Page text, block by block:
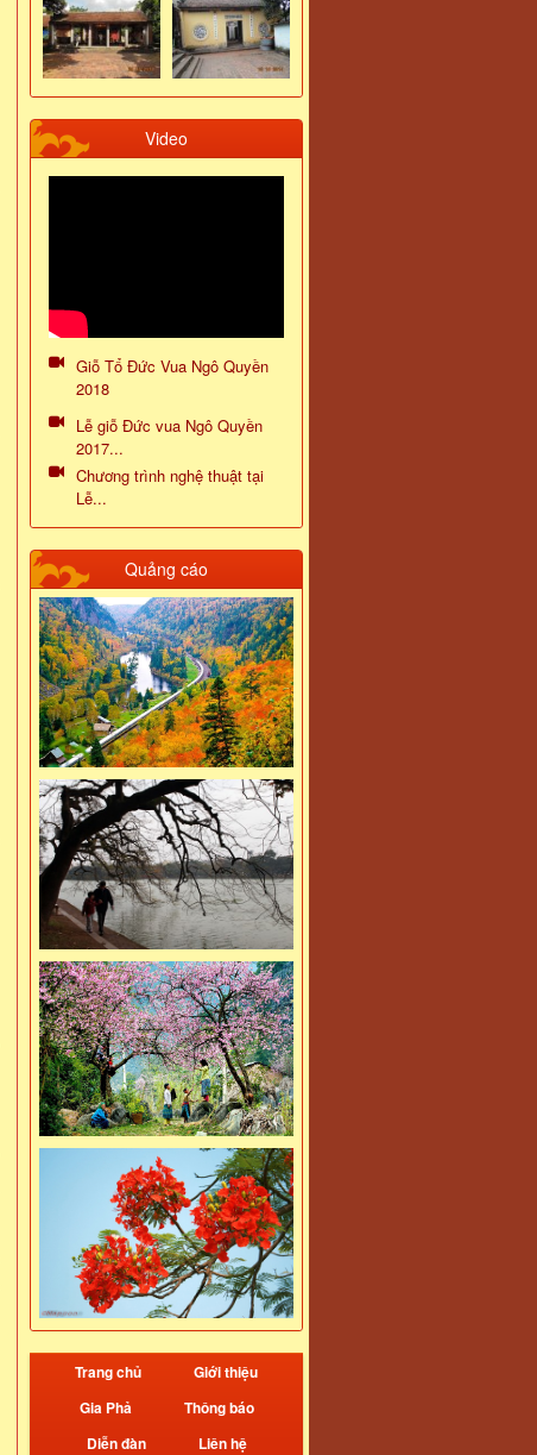
Video
Giỗ Tổ Đức Vua Ngô Quyền
2018
Lễ giỗ Đức vua Ngô Quyền
2017...
Chương trình nghệ thuật tại
Lễ...
Quảng cáo
Trang chủ
Giới thiệu
Gia Phả
Thông báo
Diễn đàn
Liên hệ